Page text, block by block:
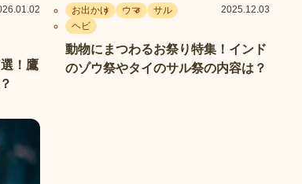
！鷹
お出かけ ウマ
サル
ヘビ
2025.12.03
動物にまつわるお祭り特集！インド
のゾウ祭やタイのサル祭の内容は？